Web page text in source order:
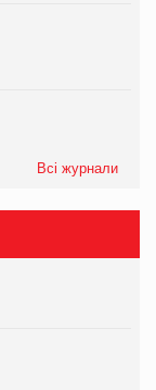
Всі журнали